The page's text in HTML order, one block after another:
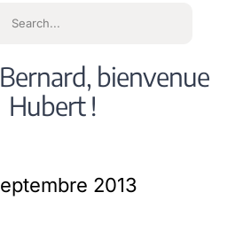
bienvenue
Hubert !
2013